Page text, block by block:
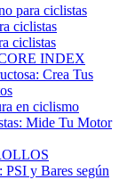
para ciclistas
ciclistas
ciclistas
INDEX
Crea Tus
en ciclismo
Mide Tu Motor
y Bares según